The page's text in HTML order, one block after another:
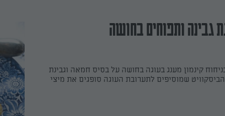
גבינה ותפוחים בחושה
קינמון מענג בעוגה בחושה על בסיס חמאה וגבינת
הביסקוויט שמוסיפים לתערובת העוגה סופגים את מיצי